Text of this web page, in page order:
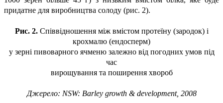
придатне для виробництва солоду (рис. 2).
Рис. 2. Співвідношення між вмістом протеїну (зародок) і
крохмалю (ендосперм)
у зерні пивоварного ячменю залежно від погодних умов під
час
вирощування та поширення хвороб
Джерело: NSW: Barley growth & development, 2008